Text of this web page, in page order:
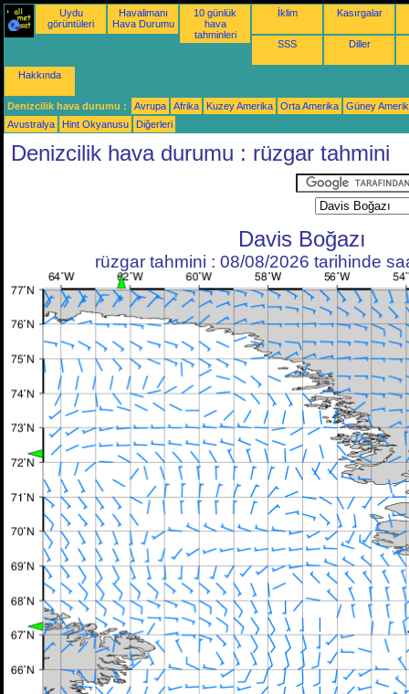
Uydu
görüntüleri
Havalimanı
Hava Durumu
10 günlük
hava
tahminleri
İklim Kasırgalar
SSS Diller
Hakkında
Denizcilik hava durumu : Avrupa Afrika Kuzey Amerika Orta Amerika
Güney
Avustralya
Hint Okyanusu Diğerleri
Denizcilik hava durumu : rüzgar tahmini
Davis Boğazı
rüzgar tahmini : 08/08/2026 tarihinde